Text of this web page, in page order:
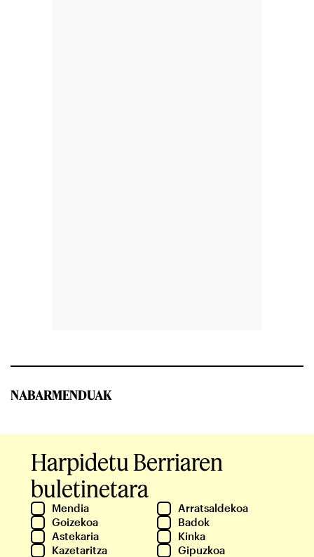
NABARMENDUAK
Harpidetu Berriaren
buletinetara
Mendia
Arratsaldekoa
Goizekoa
Badok
Astekaria
Kinka
Kazetaritza
Gipuzkoa